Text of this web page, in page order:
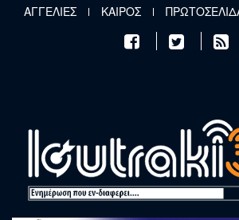
Παράκαμψη προς το κυρίως περιεχόμενο
ΑΓΓΕΛΙΕΣ ΚΑΙΡΟΣ